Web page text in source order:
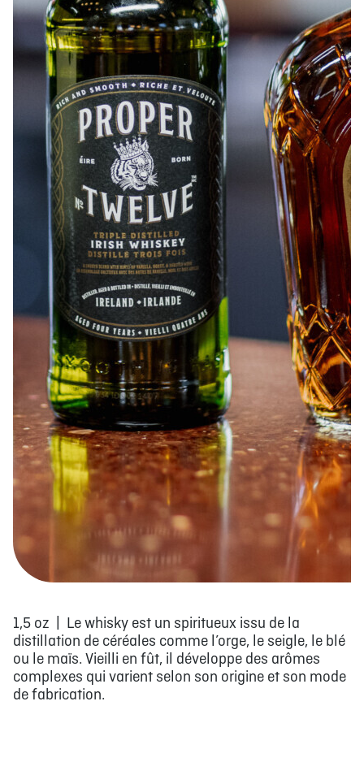
1,5 oz | Le whisky est un spiritueux issu de la
distillation de céréales comme l’orge, le seigle, le blé
ou le maïs. Vieilli en fût, il développe des arômes
complexes qui varient selon son origine et son mode
de fabrication.